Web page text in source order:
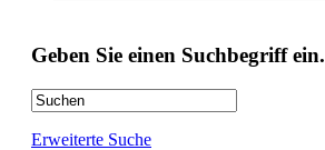
Geben Sie einen Suchbegriff ein.
Erweiterte Suche